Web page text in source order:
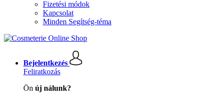
Fizetési módok
Kapcsolat
Minden Segítség-téma
Bejelentkezés
Feliratkozás
Ön új nálunk?